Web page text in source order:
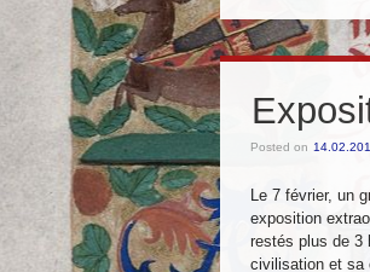
Posted on
Le 7 février, un
exposition
restés plus de 3
civilisation et sa